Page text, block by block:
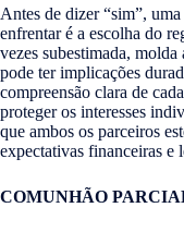
Antes de dizer “sim”,
enfrentar é a escolha do
vezes subestimada,
pode ter implicações
compreensão clara de
proteger os interesses
que ambos os parceiros
expectativas financeiras e
COMUNHÃO